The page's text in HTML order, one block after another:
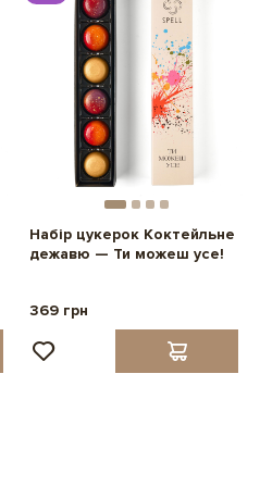
Набір цукерок Коктейльне
дежавю — Ти можеш усе!
369 грн